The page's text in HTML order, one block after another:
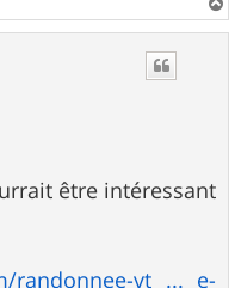
a
être intéressant
randonnee-vt ... e-